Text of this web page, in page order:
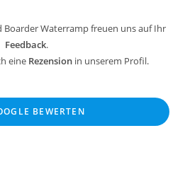
Boarder Waterramp freuen uns auf Ihr
Feedback.
eine Rezension in unserem Profil.
BEWERTEN